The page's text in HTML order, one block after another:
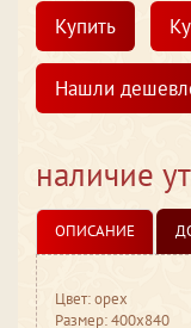
Купить
Нашли
наличие
ОПИСАНИЕ
Цвет: орех
Размер: 400х840